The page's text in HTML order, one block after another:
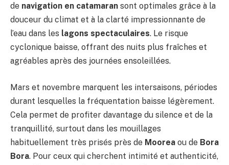
de navigation en catamaran sont optimales grâce à la
douceur du climat et à la clarté impressionnante de
l’eau dans les lagons spectaculaires. Le risque
cyclonique baisse, offrant des nuits plus fraîches et
agréables après des journées ensoleillées.
Mars et novembre marquent les intersaisons, périodes
durant lesquelles la fréquentation baisse légèrement.
Cela permet de profiter davantage du silence et de la
tranquillité, surtout dans les mouillages
habituellement très prisés près de Moorea ou de Bora
Bora. Pour ceux qui cherchent intimité et authenticité,